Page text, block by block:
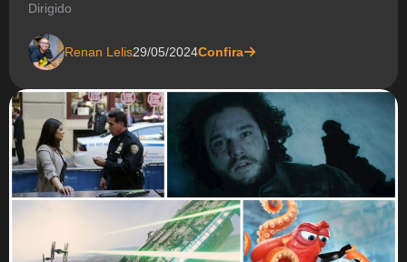
Dirigido
Renan Lelis29/05/2024Confira